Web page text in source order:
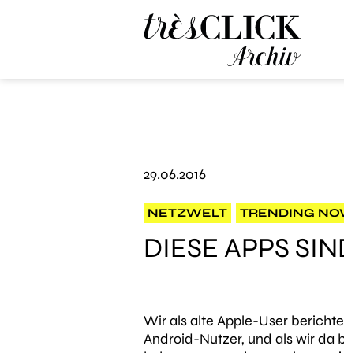
29.06.2016
NETZWELT TRENDING
DIESE APPS
Wir als alte Apple-User
Android-Nutzer, und als wir da